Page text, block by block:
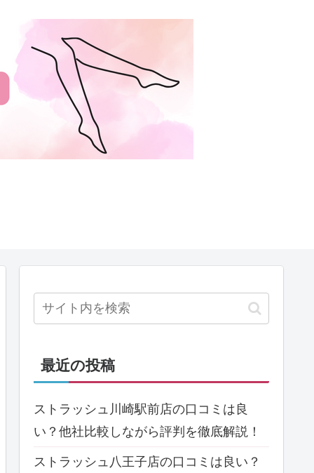
最近の投稿
ストラッシュ川崎駅前店の口コミは良
い？他社比較しながら評判を徹底解説！
ストラッシュ八王子店の口コミは良い？